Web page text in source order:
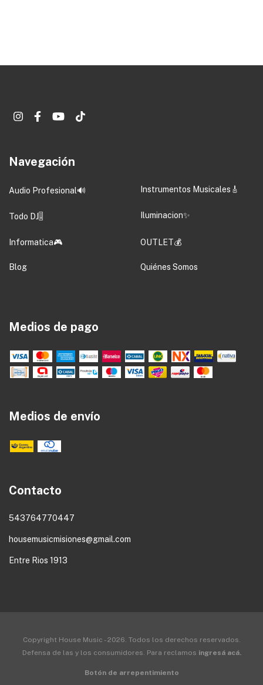
Navegación
Audio Profesional🔊 Instrumentos Musicales🎸
Todo DJ🎚️ Iluminacion✨
Informatica🎮 OUTLET💰
Blog Quiénes Somos
Medios de pago
Medios de envío
Contacto
543764770447
housemusicmisiones@gmail.com
Entre Rios 1913
Copyright House Music - 2026. Todos los derechos reservados.
Defensa de las y los consumidores. Para reclamos ingresá acá.
Botón de arrepentimiento